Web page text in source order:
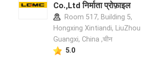
Co.,Ltd निर्माता प्रोफ़ाइल
Room 517, Building 5,
Hongxing Xintiandi, LiuZhou
Guangxi, China ,चीन
5.0